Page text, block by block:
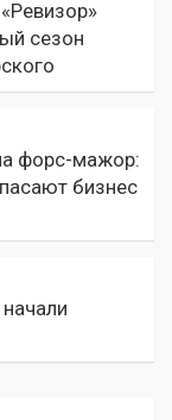
сезон
форс-мажор:
бизнес